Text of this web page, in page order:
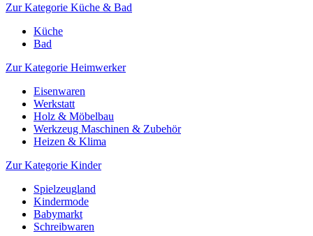
Zur Kategorie Küche & Bad
Küche
Bad
Zur Kategorie Heimwerker
Eisenwaren
Werkstatt
Holz & Möbelbau
Werkzeug Maschinen & Zubehör
Heizen & Klima
Zur Kategorie Kinder
Spielzeugland
Kindermode
Babymarkt
Schreibwaren